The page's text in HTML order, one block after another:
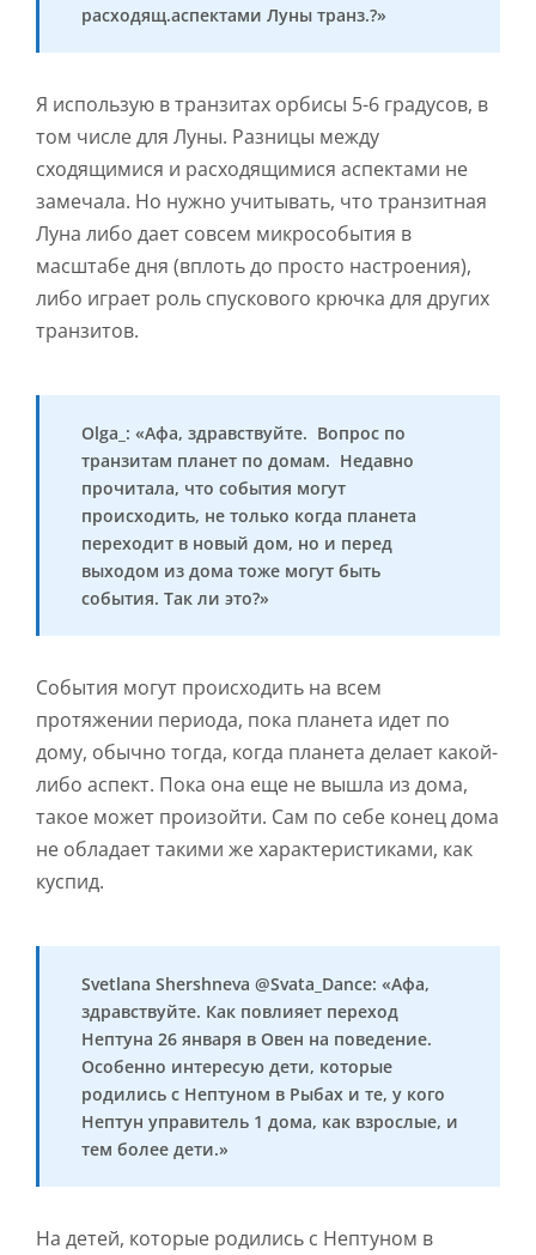
расходящ.аспектами Луны транз.?»
Я использую в транзитах орбисы 5-6 градусов, в
том числе для Луны. Разницы между
сходящимися и расходящимися аспектами не
замечала. Но нужно учитывать, что транзитная
Луна либо дает совсем микрособытия в
масштабе дня (вплоть до просто настроения),
либо играет роль спускового крючка для других
транзитов.
Olga_: «Афа, здравствуйте. Вопрос по
транзитам планет по домам. Недавно
прочитала, что события могут
происходить, не только когда планета
переходит в новый дом, но и перед
выходом из дома тоже могут быть
события. Так ли это?»
События могут происходить на всем
протяжении периода, пока планета идет по
дому, обычно тогда, когда планета делает какой-
либо аспект. Пока она еще не вышла из дома,
такое может произойти. Сам по себе конец дома
не обладает такими же характеристиками, как
куспид.
Svetlana Shershneva @Svata_Dance: «Афа,
здравствуйте. Как повлияет переход
Нептуна 26 января в Овен на поведение.
Особенно интересую дети, которые
родились с Нептуном в Рыбах и те, у кого
Нептун управитель 1 дома, как взрослые, и
тем более дети.»
На детей, которые родились с Нептуном в